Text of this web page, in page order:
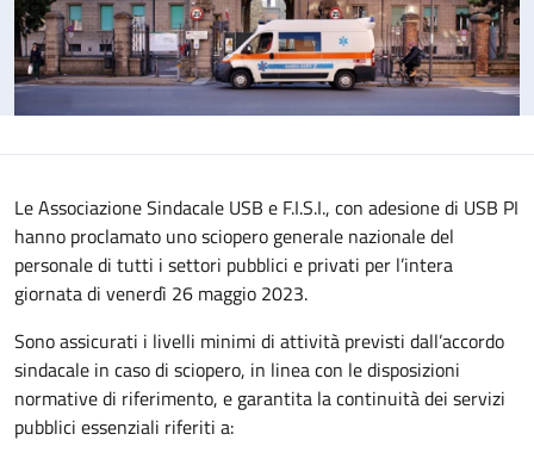
Le Associazione Sindacale USB e F.I.S.I., con adesione di USB PI
hanno proclamato uno sciopero generale nazionale del
personale di tutti i settori pubblici e privati per l’intera
giornata di venerdì 26 maggio 2023.
Sono assicurati i livelli minimi di attività previsti dall’accordo
sindacale in caso di sciopero, in linea con le disposizioni
normative di riferimento, e garantita la continuità dei servizi
pubblici essenziali riferiti a: